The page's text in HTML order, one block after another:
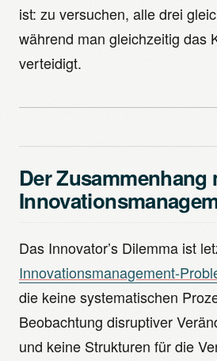
ist: zu versuchen, alle drei
während man gleichzeitig das
verteidigt.
Der Zusammenhang
Das Innovator’s Dilemma ist
Innovationsmanagement-
die keine systematischen
Beobachtung disruptiver
und keine Strukturen für die